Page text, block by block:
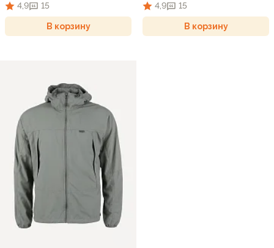
4,9 15
В корзину
4,9 15
В корзину